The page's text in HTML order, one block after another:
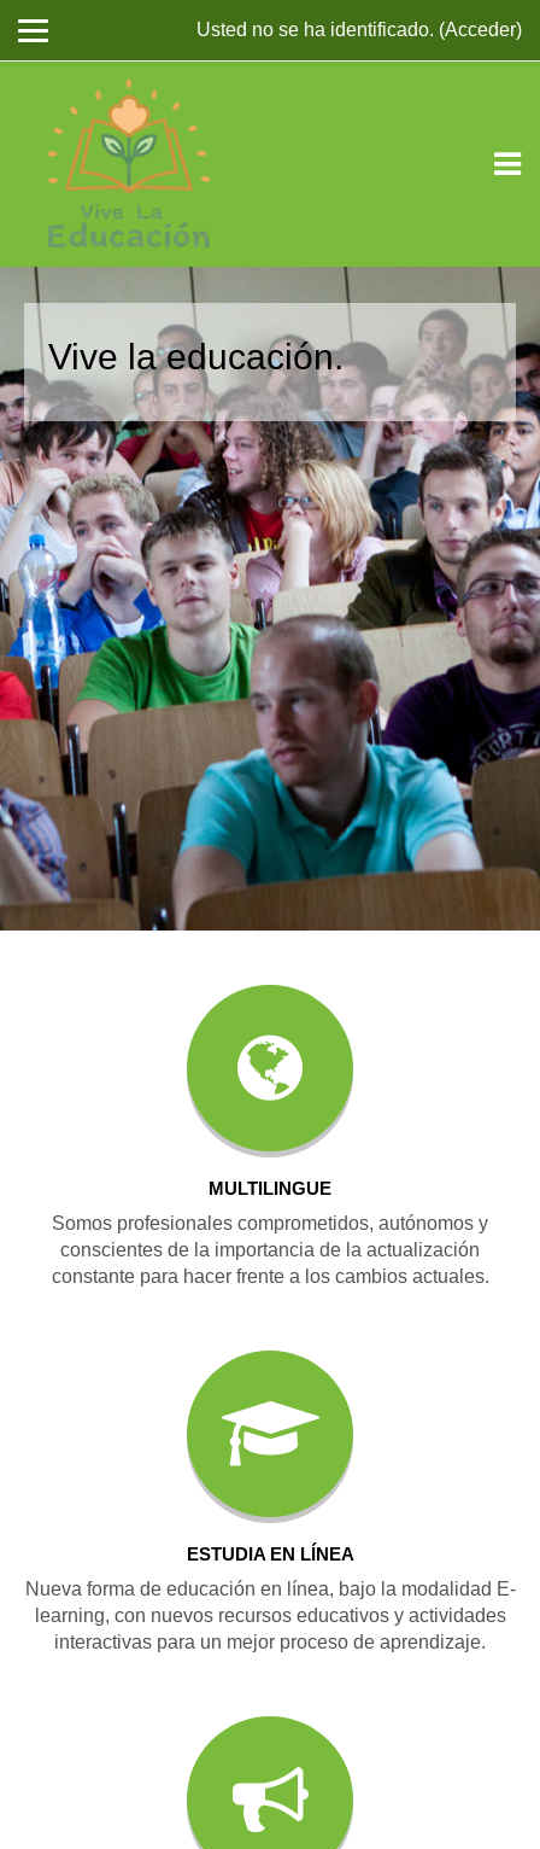
Salta al contenido principal
Usted no se ha identificado. (Acceder)
Vive la educación.
MULTILINGUE
Somos profesionales comprometidos, autónomos y
conscientes de la importancia de la actualización
constante para hacer frente a los cambios actuales.
ESTUDIA EN LÍNEA
Nueva forma de educación en línea, bajo la modalidad E-
learning, con nuevos recursos educativos y actividades
interactivas para un mejor proceso de aprendizaje.